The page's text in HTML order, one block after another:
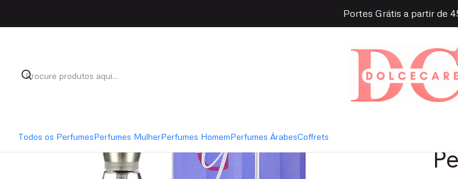
Todos os PerfumesPerfumes MulherPerfumes HomemPerfumes ÁrabesCoffrets
Portes Grátis a partir de
Giorgio Beverly Hills G Woman Eau de Parfum